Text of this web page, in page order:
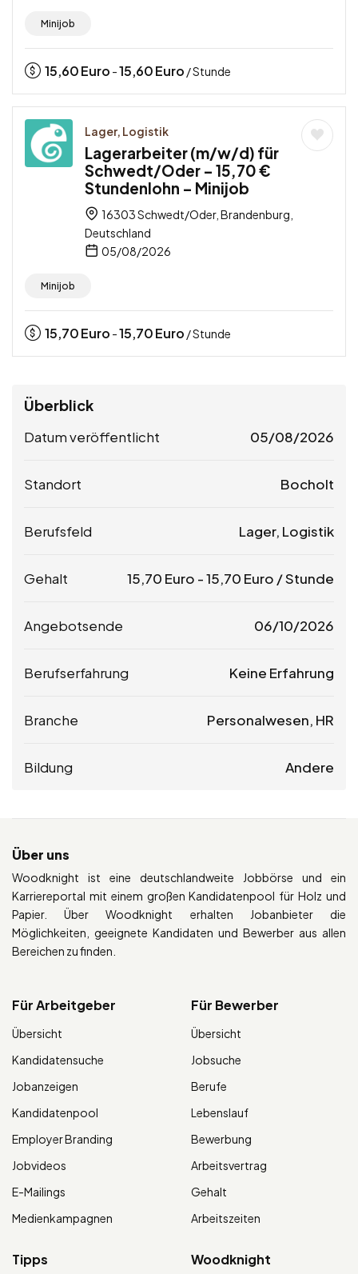
Minijob
15,60Euro -15,60Euro / Stunde
Lager, Logistik
Lagerarbeiter (m/w/d) für
Schwedt/Oder – 15,70 €
Stundenlohn – Minijob
16303 Schwedt/Oder, Brandenburg,
Deutschland
05/08/2026
Minijob
15,70Euro -15,70Euro / Stunde
Überblick
Datum veröffentlicht 05/08/2026
Standort Bocholt
Berufsfeld Lager, Logistik
Gehalt 15,70 Euro -15,70 Euro / Stunde
Angebotsende 06/10/2026
Berufserfahrung Keine Erfahrung
Branche Personalwesen, HR
Bildung Andere
Über uns
Woodknight ist eine deutschlandweite Jobbörse und ein
Karriereportal mit einem großen Kandidatenpool für Holz und
Papier. Über Woodknight erhalten Jobanbieter die
Möglichkeiten, geeignete Kandidaten und Bewerber aus allen
Bereichen zu finden.
Für Arbeitgeber
Übersicht
Kandidatensuche
Jobanzeigen
Kandidatenpool
Employer Branding
Jobvideos
E-Mailings
Medienkampagnen
Für Bewerber
Übersicht
Jobsuche
Berufe
Lebenslauf
Bewerbung
Arbeitsvertrag
Gehalt
Arbeitszeiten
Tipps Woodknight